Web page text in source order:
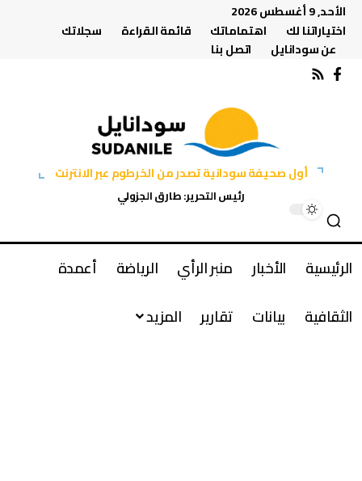
الأحد, 9 أغسطس 2026
اختياراتنا لك
اهتماماتك قائمة القراءة
سجلاتك
عن سودانايل
اتصل بنا
أول صحيفة سودانية تصدر من الخرطوم عبر الانترنت
رئيس التحرير: طارق الجزولي
الرئيسية الأخبار منبر الرأي الرياضة
أعمدة
الثقافية
بيانات تقارير المزيد